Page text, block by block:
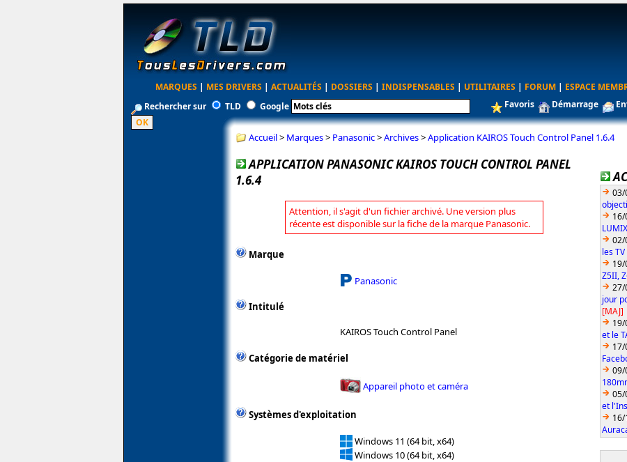
MARQUES | MES DRIVERS | ACTUALITÉS | DOSSIERS | INDISPENSABLES | UTILITAIRES | FORUM | ESPACE
Rechercher sur
TLD Google Favoris Démarrage
Accueil> Marques> Panasonic>Archives>Application KAIROS Touch Control Panel 1.6.4
APPLICATION PANASONIC KAIROS TOUCH CONTROL PANEL
1.6.4
Attention, il s'agit d'un fichier archivé. Une version plus
récente est disponible sur la fiche de la marque Panasonic.
Marque
Panasonic
Intitulé
KAIROS Touch Control Panel
Catégorie de matériel
Appareil photo et caméra
Systèmes d'exploitation
Windows 11 (64 bit, x64)
Windows 10 (64 bit, x64)
03/
02/
les
Z5II,
27/
jour
[MAJ]
et le
09/
05/
et